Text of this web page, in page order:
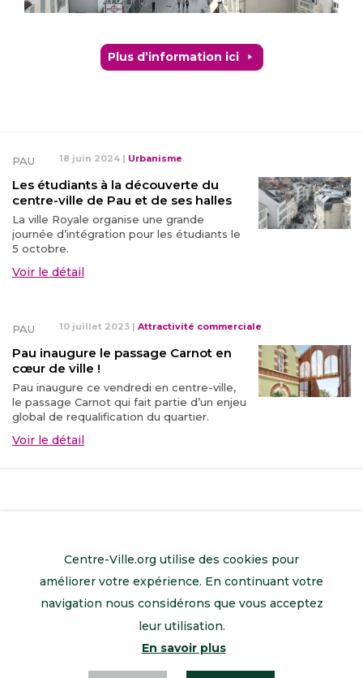
Plus d’information ici
PAU 18 juin 2024 | Urbanisme
Les étudiants à la découverte du
centre-ville de Pau et de ses halles
La ville Royale organise une grande
journée d’intégration pour les étudiants le
5 octobre.
Voir le détail
PAU 10 juillet 2023 | Attractivité commerciale
Pau inaugure le passage Carnot en
cœur de ville !
Pau inaugure ce vendredi en centre-ville,
le passage Carnot qui fait partie d’un enjeu
global de requalification du quartier.
Voir le détail
Mentions légales
Centre-Ville.org utilise des cookies pour
améliorer votre expérience. En continuant votre
navigation nous considérons que vous acceptez
leur utilisation.
En savoir plus